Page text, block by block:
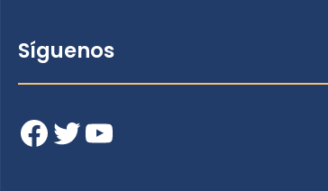
Síguenos
Facebook Twitter YouTube